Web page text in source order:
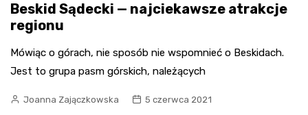
Beskid Sądecki — najciekawsze atrakcje
regionu
Mówiąc o górach, nie sposób nie wspomnieć o Beskidach.
Jest to grupa pasm górskich, należących
Joanna Zajączkowska 5 czerwca 2021